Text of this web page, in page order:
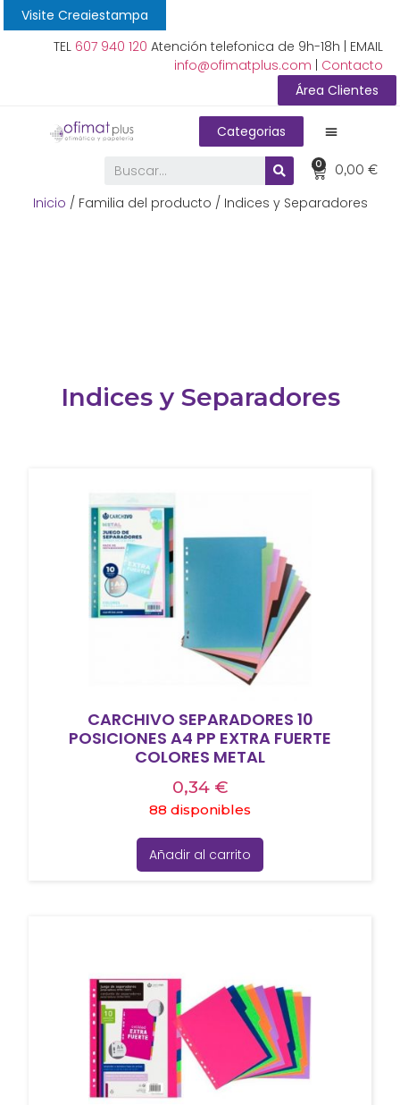
Visite Creaiestampa
TEL 607 940 120 Atención telefonica de 9h-18h | EMAIL
info@ofimatplus.com
Contacto
Área Clientes
Categorias
0,00€
0
Inicio / Familia del producto / Indices y Separadores
Indices y Separadores
CARCHIVO SEPARADORES 10
POSICIONES A4 PP EXTRA FUERTE
COLORES METAL
0,34 €
88 disponibles
Añadir al carrito